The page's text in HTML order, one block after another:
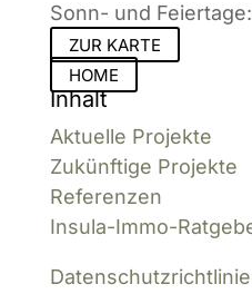
Sonn- und
ZUR KARTE
HOME
Inhalt
Aktuelle Projekte
Zukünftige Projekte
Referenzen
Insula-Immo-